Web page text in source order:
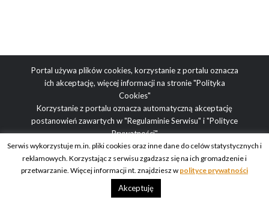
Portal używa plików cookies, korzystanie z portalu oznacza
ich akceptację, więcej informacji na stronie"Polityka
Cookies"
Korzystanie z portalu oznacza automatyczną akceptację
postanowień zawartych w"Regulaminie Serwisu" i"Polityce
Prywatności"
Adres redakcji: ul. Obrazkowa 2, 03-188 Warszawa | tel.
redakcyjny: +48 512 936 995 | e-mail: blog@obcasy.pl
Serwis wykorzystuje m.in. pliki cookies oraz inne dane do celów statystycznych i
reklamowych. Korzystając z serwisu zgadzasz się na ich gromadzenie i
przetwarzanie. Więcej informacji nt. znajdziesz w polityce prywatności
Akceptuję